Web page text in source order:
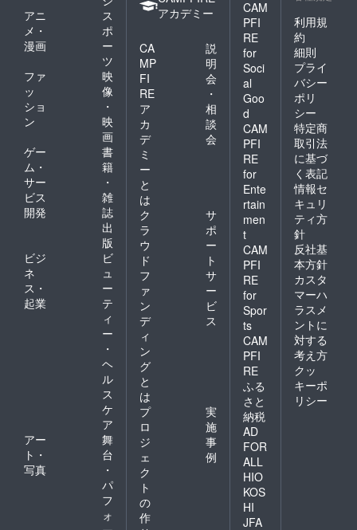
アニ
メ・
漫画
ス
ポ
ー
ツ
ファ
ッ
ショ
ン
映
像
・
映
画
ゲー
ム・
サー
ビス
開発
書
籍
・
雑
誌
出
版
ビジ
ネ
ス・
起業
ビ
ュ
ー
テ
ィ
ー
・
ヘ
ル
ス
ケ
ア
アー
ト・
写真
舞
台
・
パ
フ
ォ
アカデミー
CA
MP
FI
RE
ア
カ
デ
ミ
ー
と
は
説
明
会
・
相
談
会
ク
ラ
ウ
ド
フ
ァ
ン
デ
ィ
ン
グ
と
は
サ
ポ
ー
ト
サ
ー
ビ
ス
プ
ロ
ジ
ェ
ク
ト
の
作
実
施
事
例
CAM
PFI
RE
for
Soci
al
Goo
d
CAM
PFI
RE
for
Ente
rtain
men
t
CAM
PFI
RE
for
Spor
ts
CAM
PFI
RE
ふる
さと
納税
AD
FOR
ALL
HIO
KOS
HI
JFA
利用規
約
細則
プライ
バシー
ポリ
シー
特定商
取引法
に基づ
く表記
情報セ
キュリ
ティ方
針
反社基
本方針
カスタ
マーハ
ラスメ
ントに
対する
考え方
クッ
キーポ
リシー